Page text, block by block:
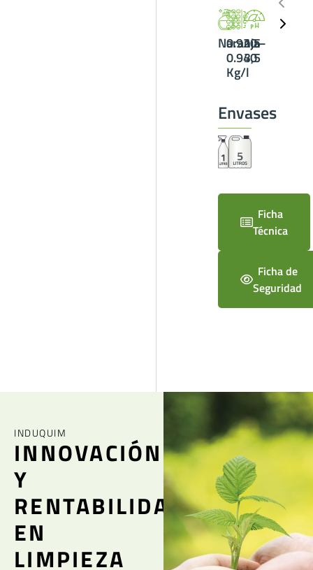
Naranja
0.920-
0.940
Kg/l
1,5-
3,5
Envases
Ficha
Técnica
Ficha de
Seguridad
INDUQUIM
INNOVACIÓN
Y
RENTABILIDAD
EN
LIMPIEZA